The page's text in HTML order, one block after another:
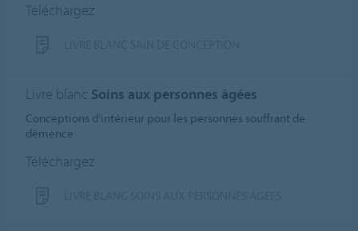
Téléchargez
Livre blanc Soins aux personnes âgées
Conceptions d‘intérieur pour les personnes souffrant de
démence
Téléchargez